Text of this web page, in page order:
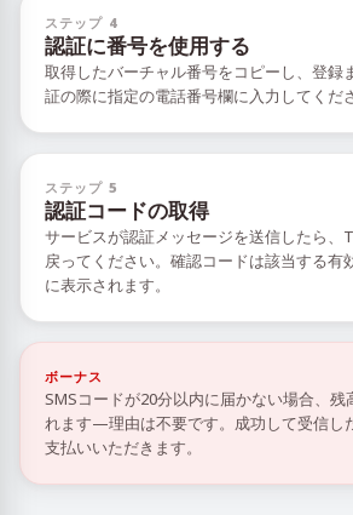
ステップ 4
認証に番号を使用する
取得したバーチャル番号をコピーし、登録
証の際に指定の電話番号欄に入力してくだ
ステップ 5
認証コードの取得
サービスが認証メッセージを送信したら、
戻ってください。確認コードは該当する有
に表示されます。
ボーナス
SMSコードが20分以内に届かない場合、残
れます—理由は不要です。成功して受信し
支払いいただきます。